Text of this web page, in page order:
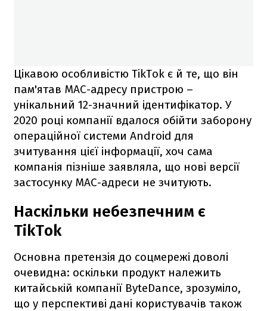
Цікавою особливістю TikTok є й те, що він
пам'ятав MAC-адресу пристрою –
унікальний 12-значний ідентифікатор. У
2020 році компанії вдалося обійти заборону
операційної системи Android для
зчитування цієї інформації, хоч сама
компанія пізніше заявляла, що нові версії
застосунку MAC-адреси не зчитують.
Наскільки небезпечним є
TikTok
Основна претензія до соцмережі доволі
очевидна: оскільки продукт належить
китайській компанії ByteDance, зрозуміло,
що у перспективі дані користувачів також